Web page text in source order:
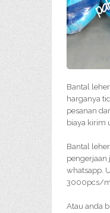
Bantal
harganya
pesanan
biaya kirim
Bantal
pengerjaan
whatsapp.
3000pcs/
Atau anda